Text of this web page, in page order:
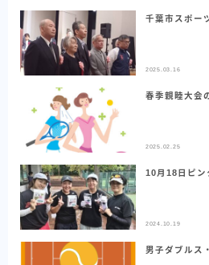
千葉市スポー
2025.03.16
春季親睦大会
2025.02.25
10月18日ピン
2024.10.19
男子ダブルス